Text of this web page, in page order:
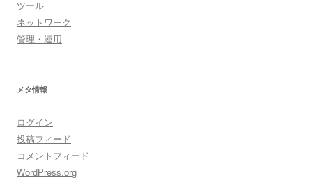
ツール
ネットワーク
管理・運用
メタ情報
ログイン
投稿フィード
コメントフィード
WordPress.org